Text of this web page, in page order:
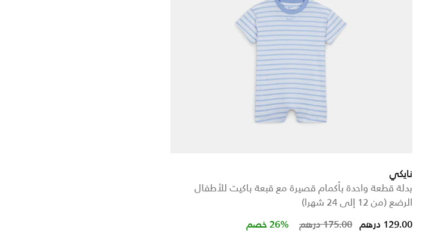
نايكي
بدلة قطعة واحدة بأكمام قصيرة مع قبعة باكيت للأطفال
الرضع (من 12 إلى 24 شهرا)
Price reduced from
175.00 درهم to 129.00 درهم 26% خصم